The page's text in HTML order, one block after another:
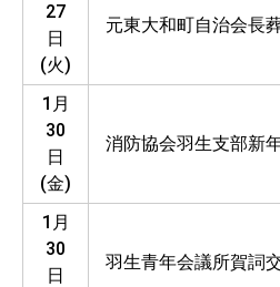
27
日
(火)
元東大和町自治会長
1月
30
日
(金)
消防協会羽生支部新
1月
30
日
羽生青年会議所賀詞